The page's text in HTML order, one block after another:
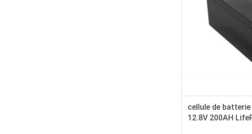
cellule de
12.8V 200AH